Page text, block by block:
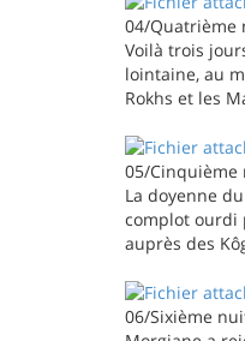
04/Quatrième
Voilà trois
lointaine, au
Rokhs et les
05/Cinquième
La doyenne
complot ourdi
auprès des
06/Sixième